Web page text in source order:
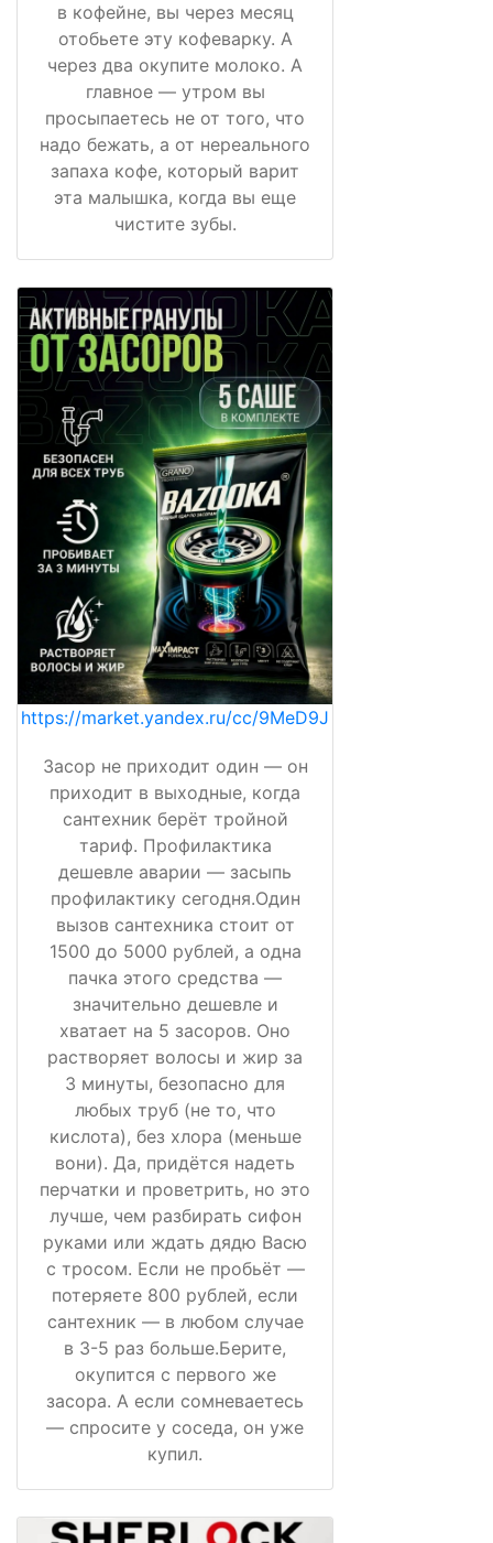
в кофейне, вы через месяц
отобьете эту кофеварку. А
через два окупите молоко. А
главное — утром вы
просыпаетесь не от того, что
надо бежать, а от нереального
запаха кофе, который варит
эта малышка, когда вы еще
чистите зубы.
https://market.yandex.ru/cc/9MeD9J
Засор не приходит один — он
приходит в выходные, когда
сантехник берёт тройной
тариф. Профилактика
дешевле аварии — засыпь
профилактику сегодня.Один
вызов сантехника стоит от
1500 до 5000 рублей, а одна
пачка этого средства —
значительно дешевле и
хватает на 5 засоров. Оно
растворяет волосы и жир за
3 минуты, безопасно для
любых труб (не то, что
кислота), без хлора (меньше
вони). Да, придётся надеть
перчатки и проветрить, но это
лучше, чем разбирать сифон
руками или ждать дядю Васю
с тросом. Если не пробьёт —
потеряете 800 рублей, если
сантехник — в любом случае
в 3-5 раз больше.Берите,
окупится с первого же
засора. А если сомневаетесь
— спросите у соседа, он уже
купил.